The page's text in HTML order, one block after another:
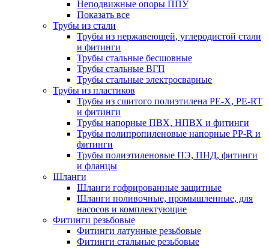
Неподвижные опоры ППУ
Показать все
Трубы из стали
Трубы из нержавеющей, углеродистой стали
и фитинги
Трубы стальные бесшовные
Трубы стальные ВГП
Трубы стальные электросварные
Трубы из пластиков
Трубы из сшитого полиэтилена PE-X, PE-RT
и фитинги
Трубы напорные ПВХ, НПВХ и фитинги
Трубы полипропиленовые напорные PP-R и
фитинги
Трубы полиэтиленовые ПЭ, ПНД, фитинги
и фланцы
Шланги
Шланги гофрированные защитные
Шланги поливочные, промышленные, для
насосов и комплектующие
Фитинги резьбовые
Фитинги латунные резьбовые
Фитинги стальные резьбовые